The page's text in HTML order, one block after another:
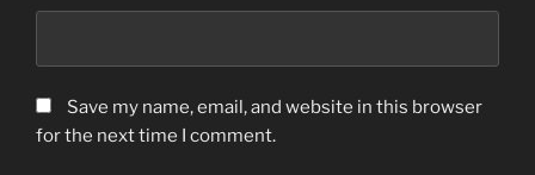
Save my name, email, and website in this browser
for the next time I comment.